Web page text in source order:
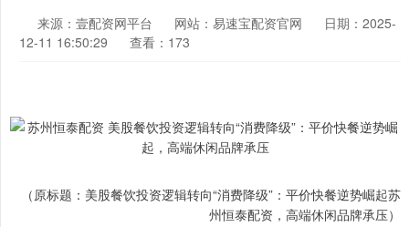
来源：壹配资网平台 网站：易速宝配资官网
日期：2025-
12-11 16:50:29
查看：173
（原标题：美股餐饮投资逻辑转向“消费降级”：平价快餐逆势崛起苏
州恒泰配资，高端休闲品牌承压）